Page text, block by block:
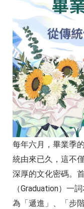
每年六月，畢業季
統由來已久，這不
深厚的文化密碼。
（Graduation）一
為「遞進」、「步